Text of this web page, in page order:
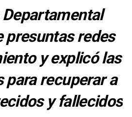
presuntas redes
y explicó las
para recuperar a
y fallecidos